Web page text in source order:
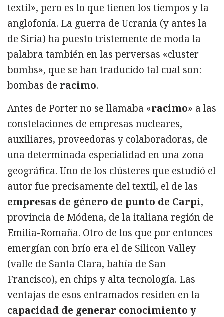
textil», pero es lo que tienen los tiempos y la
anglofonía. La guerra de Ucrania (y antes la
de Siria) ha puesto tristemente de moda la
palabra también en las perversas «cluster
bombs», que se han traducido tal cual son:
bombas de racimo.
Antes de Porter no se llamaba «racimo» a las
constelaciones de empresas nucleares,
auxiliares, proveedoras y colaboradoras, de
una determinada especialidad en una zona
geográfica. Uno de los clústeres que estudió el
autor fue precisamente del textil, el de las
empresas de género de punto de Carpi,
provincia de Módena, de la italiana región de
Emilia-Romaña. Otro de los que por entonces
emergían con brío era el de Silicon Valley
(valle de Santa Clara, bahía de San
Francisco), en chips y alta tecnología. Las
ventajas de esos entramados residen en la
capacidad de generar conocimiento y